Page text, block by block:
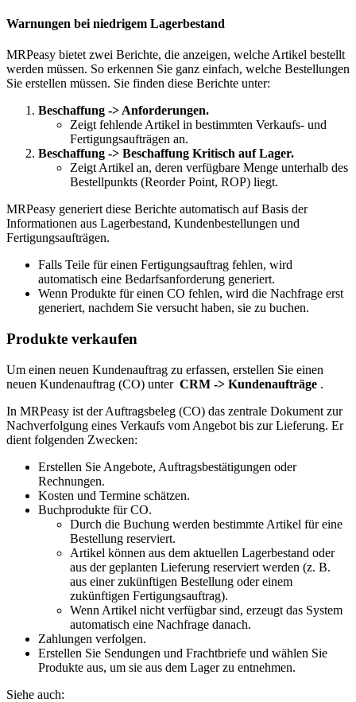
Warnungen bei niedrigem Lagerbestand
MRPeasy bietet zwei Berichte, die anzeigen, welche Artikel bestellt
werden müssen. So erkennen Sie ganz einfach, welche Bestellungen
Sie erstellen müssen. Sie finden diese Berichte unter:
Beschaffung -> Anforderungen.
Zeigt fehlende Artikel in bestimmten Verkaufs- und
Fertigungsaufträgen an.
Beschaffung -> Beschaffung Kritisch auf Lager.
Zeigt Artikel an, deren verfügbare Menge unterhalb des
Bestellpunkts (Reorder Point, ROP) liegt.
MRPeasy generiert diese Berichte automatisch auf Basis der
Informationen aus Lagerbestand, Kundenbestellungen und
Fertigungsaufträgen.
Falls Teile für einen Fertigungsauftrag fehlen, wird
automatisch eine Bedarfsanforderung generiert.
Wenn Produkte für einen CO fehlen, wird die Nachfrage erst
generiert, nachdem Sie versucht haben, sie zu buchen.
Produkte verkaufen
Um einen neuen Kundenauftrag zu erfassen, erstellen Sie einen
neuen Kundenauftrag (CO) unter CRM -> Kundenaufträge .
In MRPeasy ist der Auftragsbeleg (CO) das zentrale Dokument zur
Nachverfolgung eines Verkaufs vom Angebot bis zur Lieferung. Er
dient folgenden Zwecken:
Erstellen Sie Angebote, Auftragsbestätigungen oder
Rechnungen.
Kosten und Termine schätzen.
Buchprodukte für CO.
Durch die Buchung werden bestimmte Artikel für eine
Bestellung reserviert.
Artikel können aus dem aktuellen Lagerbestand oder
aus der geplanten Lieferung reserviert werden (z. B.
aus einer zukünftigen Bestellung oder einem
zukünftigen Fertigungsauftrag).
Wenn Artikel nicht verfügbar sind, erzeugt das System
automatisch eine Nachfrage danach.
Zahlungen verfolgen.
Erstellen Sie Sendungen und Frachtbriefe und wählen Sie
Produkte aus, um sie aus dem Lager zu entnehmen.
Siehe auch: